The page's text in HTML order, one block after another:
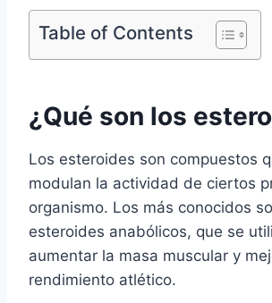
Table of Contents
¿Qué son los
Los esteroides son compuestos
modulan la actividad de ciertos
organismo. Los más conocidos
esteroides anabólicos, que se
aumentar la masa muscular y
rendimiento atlético.